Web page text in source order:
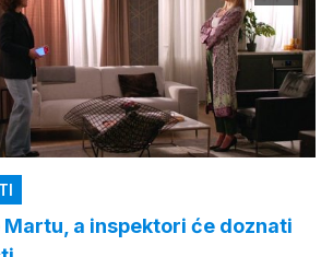
a inspektori će doznati